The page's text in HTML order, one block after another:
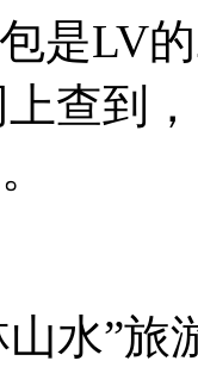
是LV
查到
山水”